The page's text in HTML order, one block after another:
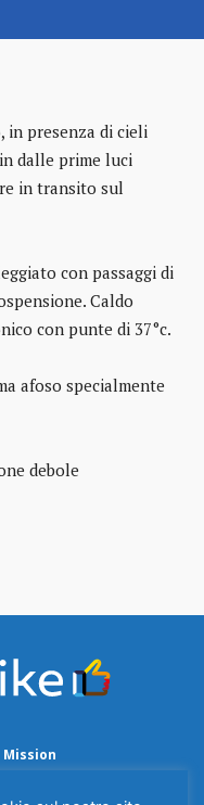
in presenza di cieli
dalle prime luci
in transito sul
con passaggi di
Caldo
con punte di 37°c.
afoso specialmente
debole
Mission